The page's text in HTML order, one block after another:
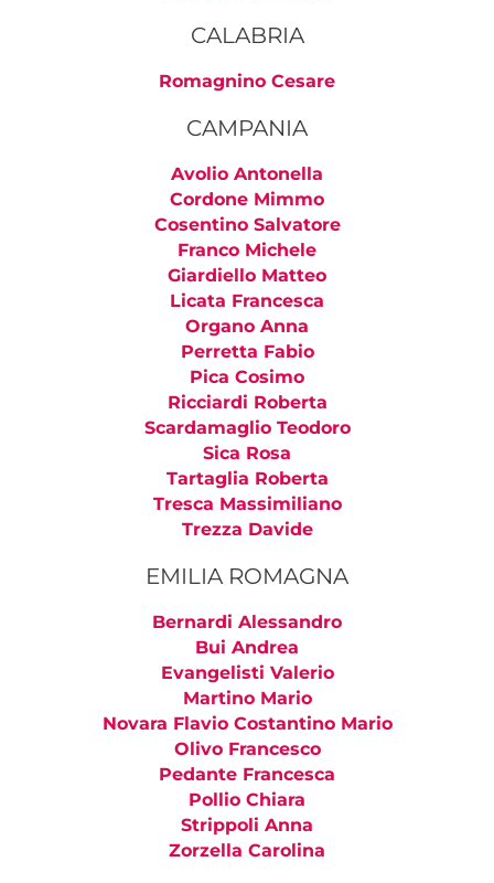
CALABRIA
Romagnino Cesare
CAMPANIA
Avolio Antonella
Cordone Mimmo
Cosentino Salvatore
Franco Michele
Giardiello Matteo
Licata Francesca
Organo Anna
Perretta Fabio
Pica Cosimo
Ricciardi Roberta
Scardamaglio Teodoro
Sica Rosa
Tartaglia Roberta
Tresca Massimiliano
Trezza Davide
EMILIA ROMAGNA
Bernardi Alessandro
Bui Andrea
Evangelisti Valerio
Martino Mario
Novara Flavio Costantino Mario
Olivo Francesco
Pedante Francesca
Pollio Chiara
Strippoli Anna
Zorzella Carolina